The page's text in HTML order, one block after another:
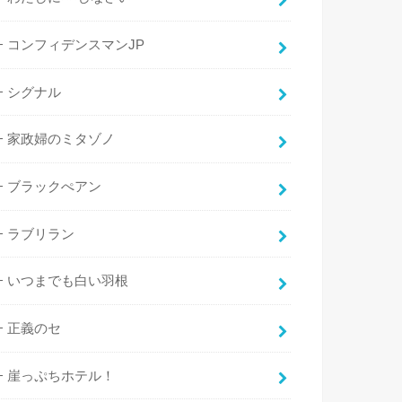
コンフィデンスマンJP
シグナル
家政婦のミタゾノ
ブラックぺアン
ラブリラン
いつまでも白い羽根
正義のセ
崖っぷちホテル！